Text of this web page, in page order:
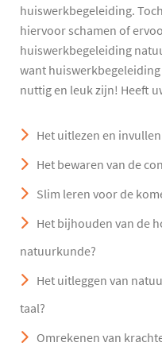
huiswerkbegeleiding.
hiervoor schamen of
huiswerkbegeleiding
want
nuttig en leuk zijn! Heeft
Het uitlezen en
Het bewaren van de
Slim leren voor de
Het bijhouden van de
natuurkunde?
Het uitleggen van
taal?
Omrekenen van